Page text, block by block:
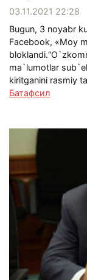
03.11.2021 22:28
Bugun, 3 noyabr
Facebook, «Moy
ma`lumotlar
kiritganini rasmiy
Батафсил